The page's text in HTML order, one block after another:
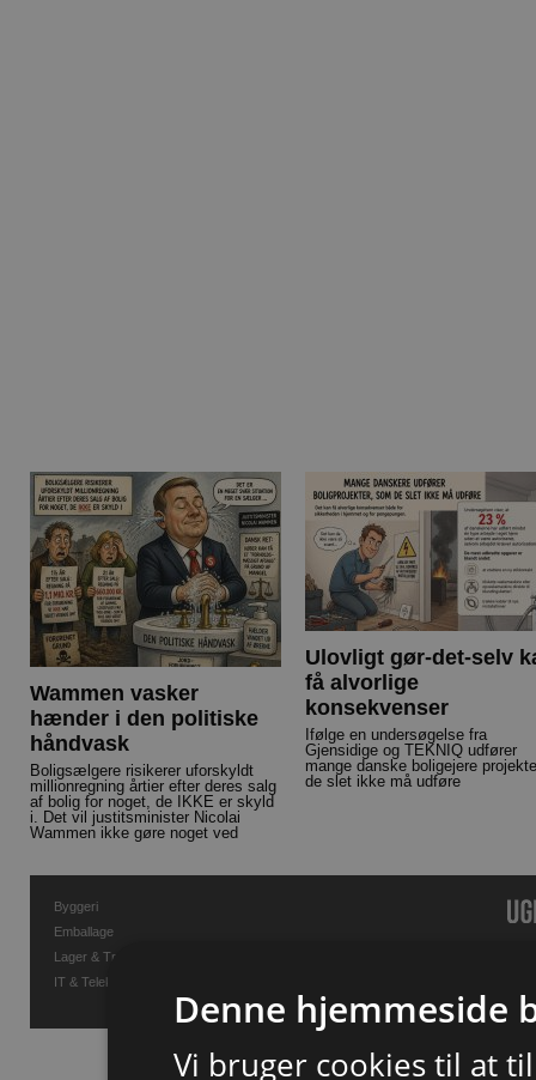
Wammen vasker
hænder i den politiske
håndvask
Boligsælgere risikerer uforskyldt
millionregning årtier efter deres salg
af bolig for noget, de IKKE er skyld
i. Det vil justitsminister Nicolai
Wammen ikke gøre noget ved
Ulovligt gør-det-selv
få alvorlige
konsekvenser
Ifølge en undersøgelse fra
Gjensidige og TEKNIQ udfører
mange danske boligejere
de slet ikke må udføre
Byggeri
Emballage
Lager & Transport
IT & Telekommunikation
Denne hjemmeside
Vi bruger cookies til at